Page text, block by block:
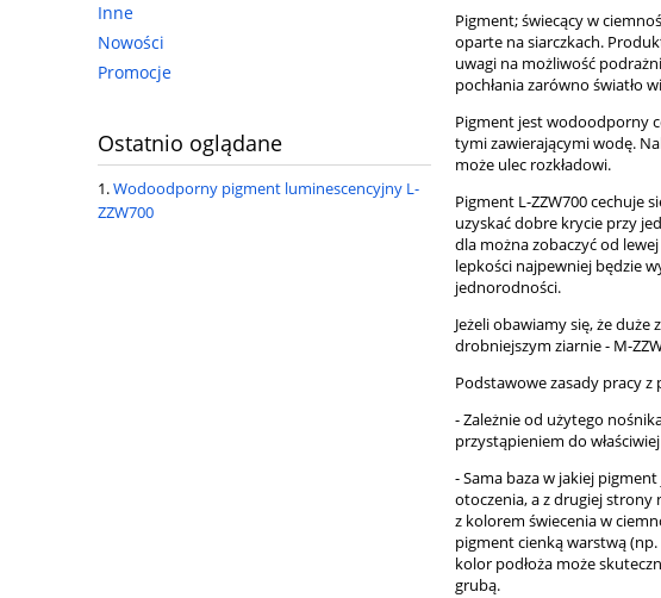
Inne
Nowości
Promocje
Ostatnio oglądane
Wodoodporny pigment luminescencyjny L-
ZZW700
Pigment; świecący w
oparte na siarczkach.
uwagi na możliwość
pochłania zarówno światło
Pigment jest wodoodporny
tymi zawierającymi wodę.
może ulec rozkładowi.
Pigment L-ZZW700 cechuje
uzyskać dobre krycie przy
dla można zobaczyć od
lepkości najpewniej będzie
jednorodności.
Jeżeli obawiamy się, że
drobniejszym ziarnie - M-
Podstawowe zasady pracy z
- Zależnie od użytego
przystąpieniem do
- Sama baza w jakiej
otoczenia, a z drugiej
z kolorem świecenia w
pigment cienką warstwą
kolor podłoża może
grubą.